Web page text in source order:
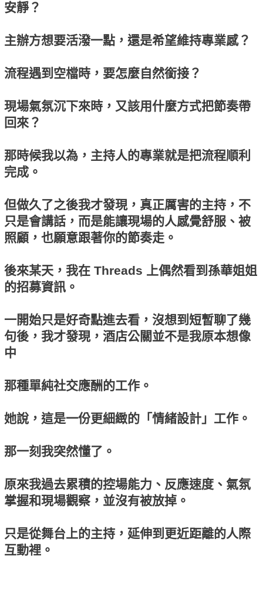
安靜？
主辦方想要活潑一點，還是希望維持專業感？
流程遇到空檔時，要怎麼自然銜接？
現場氣氛沉下來時，又該用什麼方式把節奏帶
回來？
那時候我以為，主持人的專業就是把流程順利
完成。
但做久了之後我才發現，真正厲害的主持，不
只是會講話，而是能讓現場的人感覺舒服、被
照顧，也願意跟著你的節奏走。
後來某天，我在 Threads 上偶然看到孫華姐姐
的招募資訊。
一開始只是好奇點進去看，沒想到短暫聊了幾
句後，我才發現，酒店公關並不是我原本想像
中
那種單純社交應酬的工作。
她說，這是一份更細緻的「情緒設計」工作。
那一刻我突然懂了。
原來我過去累積的控場能力、反應速度、氣氛
掌握和現場觀察，並沒有被放掉。
只是從舞台上的主持，延伸到更近距離的人際
互動裡。